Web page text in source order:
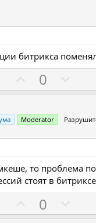
и
битрикса
а
0
р
т
и
Moderator
то проблема
стоят в
а
0
р